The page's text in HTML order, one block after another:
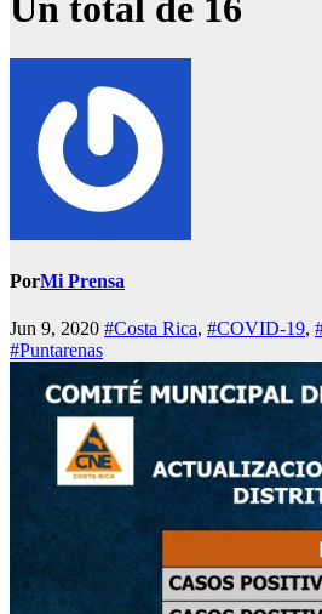
Un total de 16
PorMi Prensa
Jun 9, 2020 #Costa Rica, #COVID-19,
#Puntarenas